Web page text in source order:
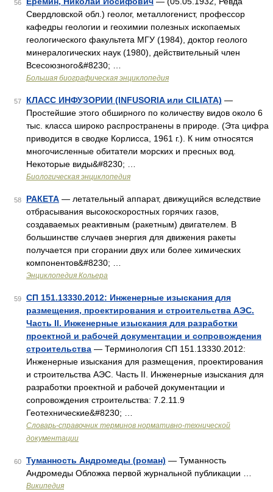
56
Свердловской обл.) геолог, металлогенист, профессор
кафедры геологии и геохимии полезных ископаемых
геологического факультета МГУ (1984), доктор геолого
минералогических наук (1980), действительный член
Всесоюзного&#8230; …
Большая биографическая энциклопедия
57 КЛАСС ИНФУЗОРИИ (INFUSORIA или CILIATA) —
Простейшие этого обширного по количеству видов около 6
тыс. класса широко распространены в природе. (Эта цифра
приводится в сводке Корлисса, 1961 г.). К ним относятся
многочисленные обитатели морских и пресных вод.
Некоторые виды&#8230; …
Биологическая энциклопедия
58 РАКЕТА — летательный аппарат, движущийся вследствие
отбрасывания высокоскоростных горячих газов,
создаваемых реактивным (ракетным) двигателем. В
большинстве случаев энергия для движения ракеты
получается при сгорании двух или более химических
компонентов&#8230; …
Энциклопедия Кольера
59
СП 151.13330.2012: Инженерные изыскания для
размещения, проектирования и строительства АЭС.
Часть II. Инженерные изыскания для разработки
проектной и рабочей документации и сопровождения
строительства — Терминология СП 151.13330.2012:
Инженерные изыскания для размещения, проектирования
и строительства АЭС. Часть II. Инженерные изыскания для
разработки проектной и рабочей документации и
сопровождения строительства: 7.2.11.9
Геотехнические&#8230; …
Словарь-справочник терминов нормативно-технической
документации
60 Туманность Андромеды (роман) — Туманность
Андромеды Обложка первой журнальной публикации …
Википедия